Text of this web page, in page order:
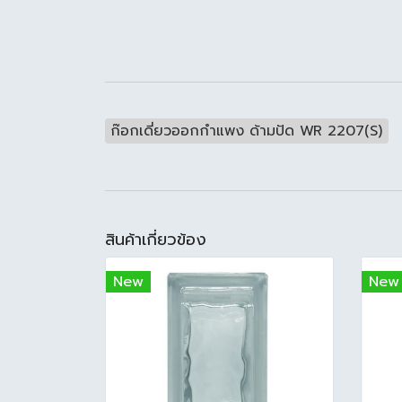
ก๊อกเดี่ยวออกกำแพง ด้ามปัด WR 2207(S)
สินค้าเกี่ยวข้อง
New New